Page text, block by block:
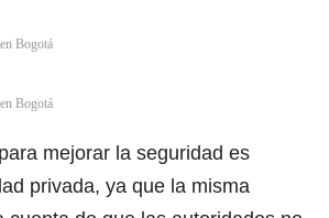
Bogotá
Bogotá
mejorar la seguridad es
privada, ya que la misma